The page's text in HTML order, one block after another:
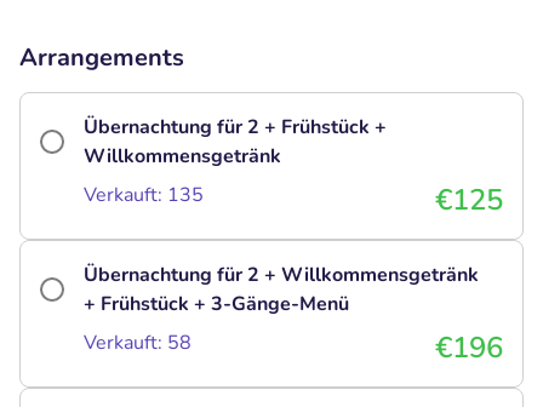
Arrangements
Übernachtung für 2 + Frühstück +
Willkommensgetränk
Verkauft: 135
€125
Übernachtung für 2 + Willkommensgetränk
+ Frühstück + 3-Gänge-Menü
Verkauft: 58
€196